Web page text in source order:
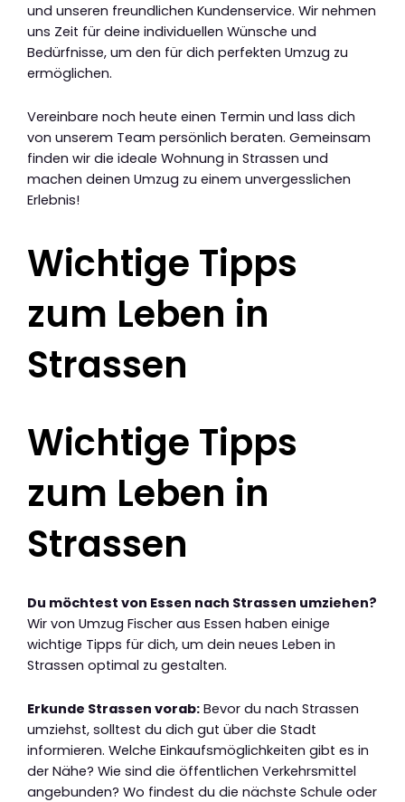
und unseren freundlichen Kundenservice. Wir nehmen
uns Zeit für deine individuellen Wünsche und
Bedürfnisse, um den für dich perfekten Umzug zu
ermöglichen.
Vereinbare noch heute einen Termin und lass dich
von unserem Team persönlich beraten. Gemeinsam
finden wir die ideale Wohnung in Strassen und
machen deinen Umzug zu einem unvergesslichen
Erlebnis!
Wichtige Tipps
zum Leben in
Strassen
Wichtige Tipps
zum Leben in
Strassen
Du möchtest von Essen nach Strassen umziehen?
Wir von Umzug Fischer aus Essen haben einige
wichtige Tipps für dich, um dein neues Leben in
Strassen optimal zu gestalten.
Erkunde Strassen vorab: Bevor du nach Strassen
umziehst, solltest du dich gut über die Stadt
informieren. Welche Einkaufsmöglichkeiten gibt es in
der Nähe? Wie sind die öffentlichen Verkehrsmittel
angebunden? Wo findest du die nächste Schule oder